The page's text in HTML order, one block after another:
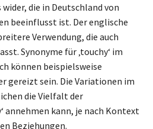
die in Deutschland von
beeinflusst ist. Der englische
Verwendung, die auch
Synonyme für ‚touchy‘ im
können beispielsweise
gereizt sein. Die Variationen im
die Vielfalt der
annehmen kann, je nach Kontext
Beziehungen.